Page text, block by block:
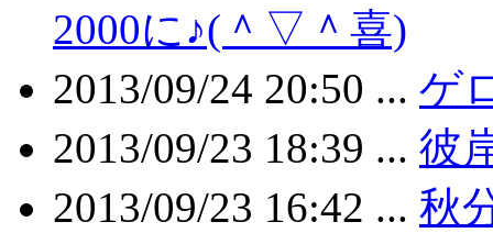
2000に♪(＾▽＾喜)
2013/09/24 20:50 ... ゲ
2013/09/23 18:39 ... 彼
2013/09/23 16:42 ... 秋